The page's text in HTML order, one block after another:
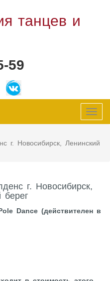
танцев и
59
г. Новосибирск, Ленинский
г. Новосибирск,
берег
Dance (действителен в